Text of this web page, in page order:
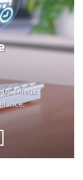
IA. Mieux